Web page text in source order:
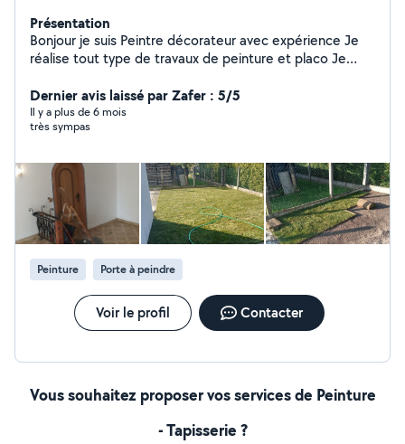
Présentation
Bonjour je suis Peintre décorateur avec expérience Je
réalise tout type de travaux de peinture et placo Je
Dernier avis laissé par Zafer : 5/5
Il y a plus de 6 mois
très sympas
Peinture Porte à peindre
Voir le profil Contacter
Vous souhaitez proposer vos services de Peinture
- Tapisserie ?